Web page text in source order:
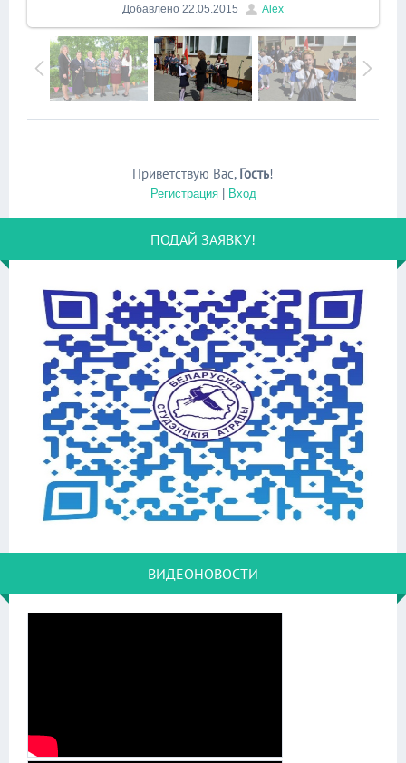
Добавлено 22.05.2015 Alex
Приветствую Вас, Гость!
Регистрация| Вход
ПОДАЙ ЗАЯВКУ!
ВИДЕОНОВОСТИ